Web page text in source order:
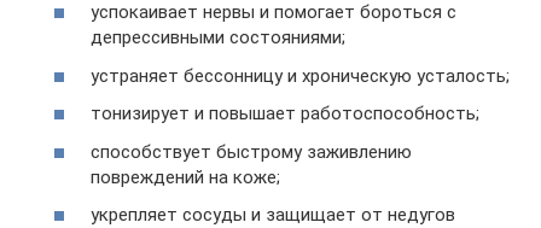
успокаивает нервы и помогает бороться с
депрессивными состояниями;
устраняет бессонницу и хроническую усталость;
тонизирует и повышает работоспособность;
способствует быстрому заживлению
повреждений на коже;
укрепляет сосуды и защищает от недугов